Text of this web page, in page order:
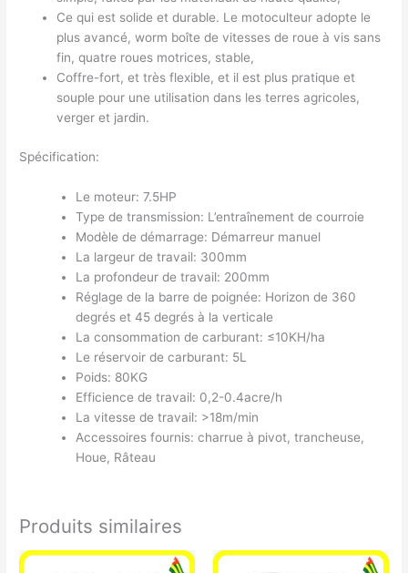
Ce qui est solide et durable. Le motoculteur adopte le
plus avancé, worm boîte de vitesses de roue à vis sans
fin, quatre roues motrices, stable,
Coffre-fort, et très flexible, et il est plus pratique et
souple pour une utilisation dans les terres agricoles,
verger et jardin.
Spécification:
Le moteur: 7.5HP
Type de transmission: L’entraînement de courroie
Modèle de démarrage: Démarreur manuel
La largeur de travail: 300mm
La profondeur de travail: 200mm
Réglage de la barre de poignée: Horizon de 360
degrés et 45 degrés à la verticale
La consommation de carburant: ≤10KH/ha
Le réservoir de carburant: 5L
Poids: 80KG
Efficience de travail: 0,2-0.4acre/h
La vitesse de travail: >18m/min
Accessoires fournis: charrue à pivot, trancheuse,
Houe, Râteau
Produits similaires